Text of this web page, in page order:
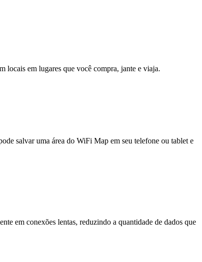
locais em lugares que você compra, jante e viaja.
salvar uma área do WiFi Map em seu telefone ou tablet e
em conexões lentas, reduzindo a quantidade de dados que